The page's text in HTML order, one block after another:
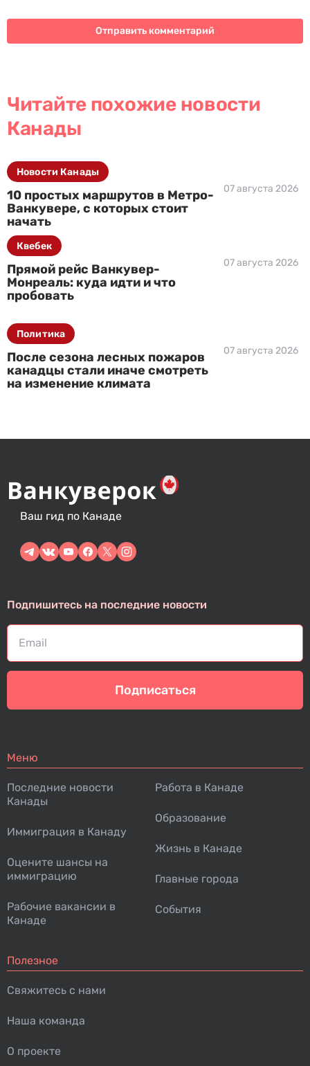
Читайте похожие новости
Канады
10 простых маршрутов в Метро-
Ванкувере, с которых стоит
начать
07 августа 2026
Новости Канады
Прямой рейс Ванкувер-
Монреаль: куда идти и что
пробовать
07 августа 2026
Квебек
После сезона лесных пожаров
канадцы стали иначе смотреть
на изменение климата
07 августа 2026
Политика
Ваш гид по Канаде
Подпишитесь на последние новости
Подписаться
Меню
Последние новости
Канады
Иммиграция в Канаду
Оцените шансы на
иммиграцию
Рабочие вакансии в
Канаде
Работа в Канаде
Образование
Жизнь в Канаде
Главные города
События
Полезное
Свяжитесь с нами
Наша команда
О проекте